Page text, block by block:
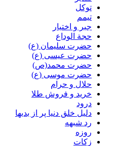
توکل
تیمم
جبر و اختیار
حجة الوداع
حضرت سلیمان (ع)
حضرت عیسی (ع)
حضرت محمد(ص)
حضرت موسی (ع)
حلال و حرام
خرید و فروش طلا
درود
دلیل خلق دنیا پر از بدیها
رد شبهه
روزه
زکات